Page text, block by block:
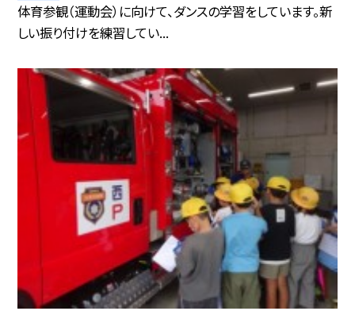
体育参観（運動会）に向けて、ダンスの学習をしています。新
しい振り付けを練習してい...